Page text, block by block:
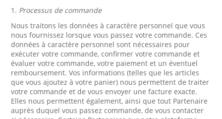
1. Processus de commande
Nous traitons les données à caractère personnel que vous
nous fournissez lorsque vous passez votre commande. Ces
données à caractère personnel sont nécessaires pour
exécuter votre commande, confirmer votre commande et
évaluer votre commande, votre paiement et un éventuel
remboursement. Vos informations (telles que les articles
que vous ajoutez à votre panier) nous permettent de traiter
votre commande et de vous envoyer une facture exacte.
Elles nous permettent également, ainsi que tout Partenaire
auprès duquel vous passez commande, de vous contacter